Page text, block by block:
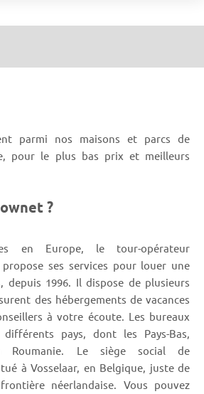
parmi nos maisons et parcs de
pour le plus bas prix et meilleurs
?
en Europe, le tour-opérateur
ses services pour louer une
depuis 1996. Il dispose de plusieurs
des hébergements de vacances
à votre écoute. Les bureaux
pays, dont les Pays-Bas,
Roumanie. Le siège social de
à Vosselaar, en Belgique, juste de
néerlandaise. Vous pouvez